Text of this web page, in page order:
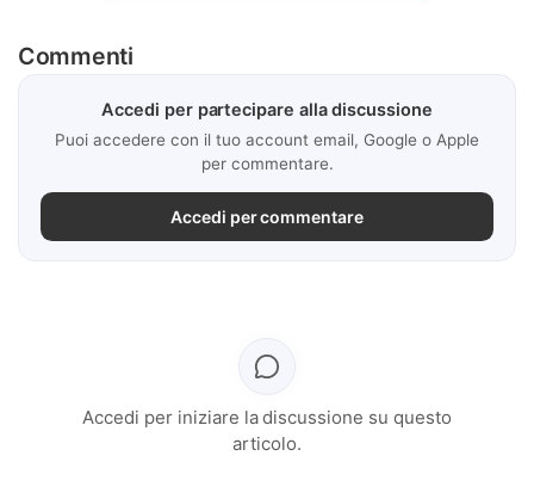
Commenti
Accedi per partecipare alla discussione
Puoi accedere con il tuo account email, Google o Apple
per commentare.
Accedi per commentare
Accedi per iniziare la discussione su questo
articolo.